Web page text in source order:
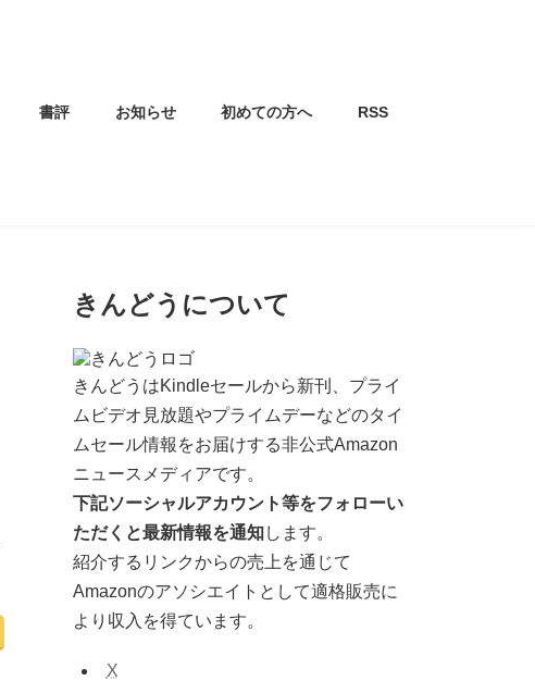
書評 お知らせ 初めての方へ RSS
きんどうについて
きんどうはKindleセールから新刊、プライ
ムビデオ見放題やプライムデーなどのタイ
ムセール情報をお届けする非公式Amazon
ニュースメディアです。
下記ソーシャルアカウント等をフォローい
ただくと最新情報を通知します。
紹介するリンクからの売上を通じて
Amazonのアソシエイトとして適格販売に
より収入を得ています。
X